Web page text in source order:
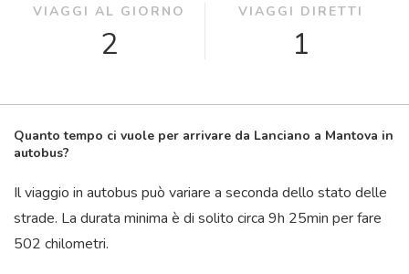
VIAGGI AL GIORNO
2
VIAGGI DIRETTI
1
Quanto tempo ci vuole per arrivare da Lanciano a Mantova in
autobus?
Il viaggio in autobus può variare a seconda dello stato delle
strade. La durata minima è di solito circa 9h 25min per fare
502 chilometri.